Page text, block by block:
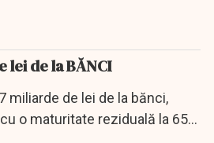
lei de la BĂNCI
miliarde de lei de la bănci,
o maturitate reziduală la 65